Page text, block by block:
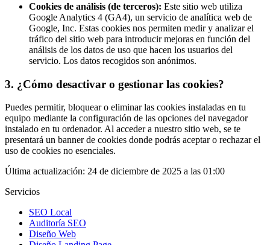
Cookies de análisis (de terceros): Este sitio web utiliza
Google Analytics 4 (GA4), un servicio de analítica web de
Google, Inc. Estas cookies nos permiten medir y analizar el
tráfico del sitio web para introducir mejoras en función del
análisis de los datos de uso que hacen los usuarios del
servicio. Los datos recogidos son anónimos.
3. ¿Cómo desactivar o gestionar las cookies?
Puedes permitir, bloquear o eliminar las cookies instaladas en tu
equipo mediante la configuración de las opciones del navegador
instalado en tu ordenador. Al acceder a nuestro sitio web, se te
presentará un banner de cookies donde podrás aceptar o rechazar el
uso de cookies no esenciales.
Última actualización: 24 de diciembre de 2025 a las 01:00
Servicios
SEO Local
Auditoría SEO
Diseño Web